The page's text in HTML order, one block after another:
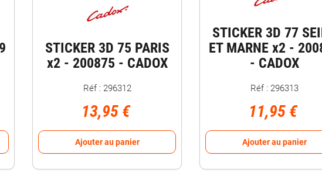
STICKER 3D 75 PARIS
x2 - 200875 - CADOX
Réf : 296312
13,95 €
Ajouter au panier
STICKER 3D 77
ET MARNE x2 -
- CADOX
Réf : 296313
11,95 €
Ajouter au panier